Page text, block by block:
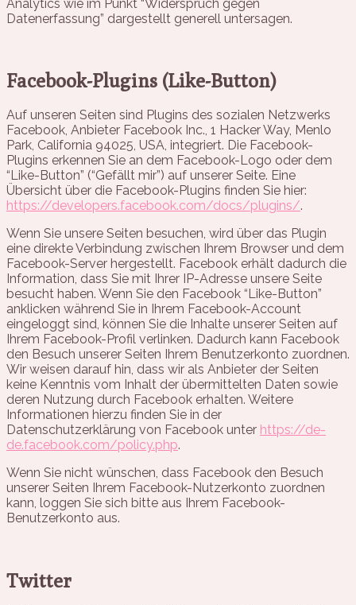
Analytics wie im Punkt “Widerspruch gegen
Datenerfassung” dargestellt generell untersagen.
Facebook-Plugins (Like-Button)
Auf unseren Seiten sind Plugins des sozialen Netzwerks
Facebook, Anbieter Facebook Inc., 1 Hacker Way, Menlo
Park, California 94025, USA, integriert. Die Facebook-
Plugins erkennen Sie an dem Facebook-Logo oder dem
“Like-Button” (“Gefällt mir”) auf unserer Seite. Eine
Übersicht über die Facebook-Plugins finden Sie hier:
https://developers.facebook.com/docs/plugins/.
Wenn Sie unsere Seiten besuchen, wird über das Plugin
eine direkte Verbindung zwischen Ihrem Browser und dem
Facebook-Server hergestellt. Facebook erhält dadurch die
Information, dass Sie mit Ihrer IP-Adresse unsere Seite
besucht haben. Wenn Sie den Facebook “Like-Button”
anklicken während Sie in Ihrem Facebook-Account
eingeloggt sind, können Sie die Inhalte unserer Seiten auf
Ihrem Facebook-Profil verlinken. Dadurch kann Facebook
den Besuch unserer Seiten Ihrem Benutzerkonto zuordnen.
Wir weisen darauf hin, dass wir als Anbieter der Seiten
keine Kenntnis vom Inhalt der übermittelten Daten sowie
deren Nutzung durch Facebook erhalten. Weitere
Informationen hierzu finden Sie in der
Datenschutzerklärung von Facebook unter https://de-
de.facebook.com/policy.php.
Wenn Sie nicht wünschen, dass Facebook den Besuch
unserer Seiten Ihrem Facebook-Nutzerkonto zuordnen
kann, loggen Sie sich bitte aus Ihrem Facebook-
Benutzerkonto aus.
Twitter